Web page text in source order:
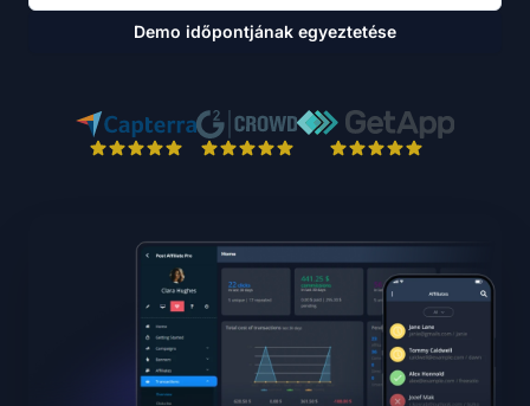
Demo időpontjának egyeztetése